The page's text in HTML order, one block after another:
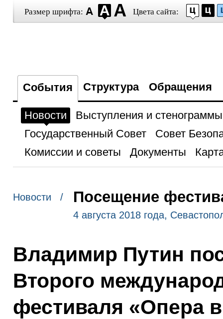
Размер шрифта: Цвета сайта:
События Структура Обращения
Новости
Выступления и стенограммы
Государственный Совет
Совет
Комиссии и советы
Документы
Новости / Посещение
4 августа 2018 года,
Владимир Путин
Второго
фестиваля «Опера